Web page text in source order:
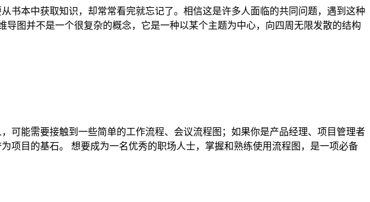
书本中获取知识，却常常看完就忘记了。相信这是许多人面临的共同问题，遇到这种
图并不是一个很复杂的概念，它是一种以某个主题为中心，向四周无限发散的结构
可能需要接触到一些简单的工作流程、会议流程图；如果你是产品经理、项目管理者
项目的基石。 想要成为一名优秀的职场人士，掌握和熟练使用流程图，是一项必备